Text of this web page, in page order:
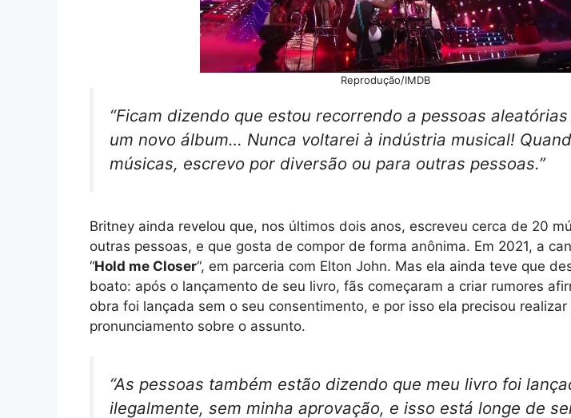
Reprodução/IMDB
“Ficam dizendo que estou recorrendo a pessoas
um novo álbum… Nunca voltarei à indústria musical!
músicas, escrevo por diversão ou para outras pessoas.”
Britney ainda revelou que, nos últimos dois anos, escreveu cerca de 20
outras pessoas, e que gosta de compor de forma anônima. Em 2021, a
“Hold me Closer“, em parceria com Elton John. Mas ela ainda teve que
boato: após o lançamento de seu livro, fãs começaram a criar rumores
obra foi lançada sem o seu consentimento, e por isso ela precisou realizar
pronunciamento sobre o assunto.
“As pessoas também estão dizendo que meu livro foi
ilegalmente, sem minha aprovação, e isso está longe de